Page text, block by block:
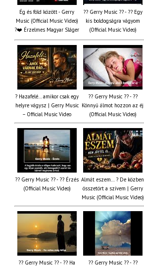
Ég és föld között - Gerry
Music (Official Music Video)
?❤️ Érzelmes Magyar Sláger
?? Gerry Music ?? - ?? Egy
kis boldogságra vágyom
(Official Music Video)
? Hazafelé… amikor csak egy
helyre vágysz | Gerry Music
– Official Music Video
?? Gerry Music ?? - ??
Könnyű álmot hozzon az éj
(Official Music Video)
?? Gerry Music ?? - ?? Érzés
(Official Music Video)
Almát eszem… ? De közben
összetört a szívem | Gerry
Music (Official Music Video)
?? Gerry Music ?? - ?? Ha
?? Gerry Music ?? - ??